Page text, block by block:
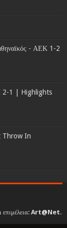
- ΑΕΚ 1-2
2-1 | Highlights
Throw In
Art@Net.